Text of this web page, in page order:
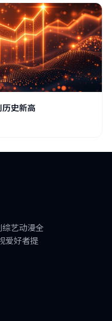
史新高
艺动漫全
爱好者提